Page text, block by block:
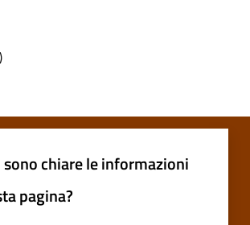
sono chiare le informazioni
pagina?